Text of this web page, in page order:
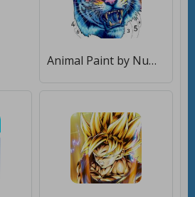
Animal Paint by Number Game [Мод меню]